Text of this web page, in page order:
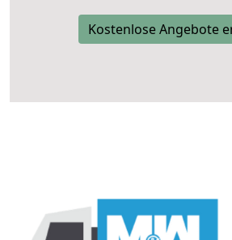
Kostenlose Angebote